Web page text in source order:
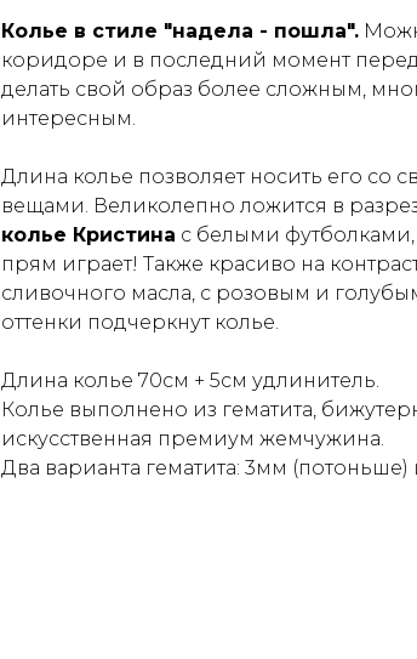
Колье в стиле "надела - пошла".
коридоре и в последний момент
делать свой образ более сложным,
интересным.
Длина колье позволяет носить его со
вещами. Великолепно ложится в
колье Кристина с белыми
прям играет! Также красиво на
сливочного масла, с розовым и
оттенки подчеркнут колье.
Длина колье 70см + 5см удлинитель.
Колье выполнено из гематита,
искусственная премиум жемчужина.
Два варианта гематита: 3мм